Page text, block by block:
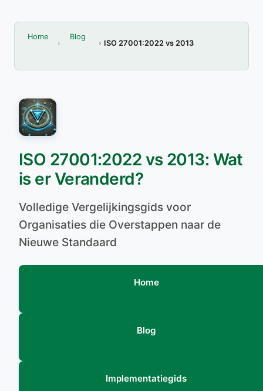
Home Blog
ISO 27001:2022 vs 2013
ISO 27001:2022 vs 2013: Wat
is er Veranderd?
Volledige Vergelijkingsgids voor
Organisaties die Overstappen naar de
Nieuwe Standaard
Home
Blog
Implementatiegids